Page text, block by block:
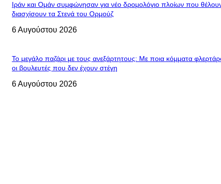
Ιράν και Ομάν συμφώνησαν για νέο δρομολόγιο πλοίων που
διασχίσουν τα Στενά του Ορμούζ
6 Αυγούστου 2026
Το μεγάλο παζάρι με τους ανεξάρτητους: Με ποια κόμματα
οι βουλευτές που δεν έχουν στέγη
6 Αυγούστου 2026